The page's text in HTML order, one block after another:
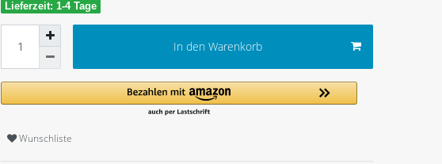
Lieferzeit: 1-4 Tage
In den Warenkorb
Wunschliste